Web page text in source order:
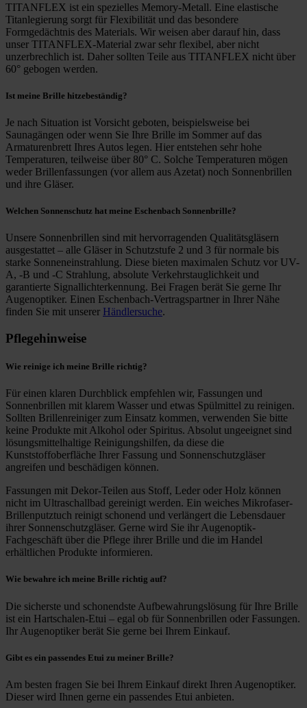
TITANFLEX ist ein spezielles Memory-Metall. Eine elastische
Titanlegierung sorgt für Flexibilität und das besondere
Formgedächtnis des Materials. Wir weisen aber darauf hin, dass
unser TITANFLEX-Material zwar sehr flexibel, aber nicht
unzerbrechlich ist. Daher sollten Teile aus TITANFLEX nicht über
60° gebogen werden.
Ist meine Brille hitzebeständig?
Je nach Situation ist Vorsicht geboten, beispielsweise bei
Saunagängen oder wenn Sie Ihre Brille im Sommer auf das
Armaturenbrett Ihres Autos legen. Hier entstehen sehr hohe
Temperaturen, teilweise über 80° C. Solche Temperaturen mögen
weder Brillenfassungen (vor allem aus Azetat) noch Sonnenbrillen
und ihre Gläser.
Welchen Sonnenschutz hat meine Eschenbach Sonnenbrille?
Unsere Sonnenbrillen sind mit hervorragenden Qualitätsgläsern
ausgestattet – alle Gläser in Schutzstufe 2 und 3 für normale bis
starke Sonneneinstrahlung. Diese bieten maximalen Schutz vor UV-
A, -B und -C Strahlung, absolute Verkehrstauglichkeit und
garantierte Signallichterkennung. Bei Fragen berät Sie gerne Ihr
Augenoptiker. Einen Eschenbach-Vertragspartner in Ihrer Nähe
finden Sie mit unserer Händlersuche.
Pflegehinweise
Wie reinige ich meine Brille richtig?
Für einen klaren Durchblick empfehlen wir, Fassungen und
Sonnenbrillen mit klarem Wasser und etwas Spülmittel zu reinigen.
Sollten Brillenreiniger zum Einsatz kommen, verwenden Sie bitte
keine Produkte mit Alkohol oder Spiritus. Absolut ungeeignet sind
lösungsmittelhaltige Reinigungshilfen, da diese die
Kunststoffoberfläche Ihrer Fassung und Sonnenschutzgläser
angreifen und beschädigen können.
Fassungen mit Dekor-Teilen aus Stoff, Leder oder Holz können
nicht im Ultraschallbad gereinigt werden. Ein weiches Mikrofaser-
Brillenputztuch reinigt schonend und verlängert die Lebensdauer
ihrer Sonnenschutzgläser. Gerne wird Sie ihr Augenoptik-
Fachgeschäft über die Pflege ihrer Brille und die im Handel
erhältlichen Produkte informieren.
Wie bewahre ich meine Brille richtig auf?
Die sicherste und schonendste Aufbewahrungslösung für Ihre Brille
ist ein Hartschalen-Etui – egal ob für Sonnenbrillen oder Fassungen.
Ihr Augenoptiker berät Sie gerne bei Ihrem Einkauf.
Gibt es ein passendes Etui zu meiner Brille?
Am besten fragen Sie bei Ihrem Einkauf direkt Ihren Augenoptiker.
Dieser wird Ihnen gerne ein passendes Etui anbieten.